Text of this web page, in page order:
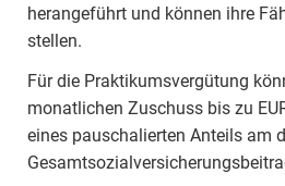
herangeführt und können ihre
stellen.
Für die Praktikumsvergütung
monatlichen Zuschuss bis zu
eines pauschalierten Anteils am